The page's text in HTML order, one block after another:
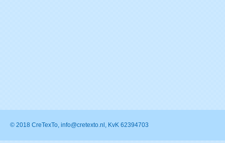
© 2018 CreTexTo, info@cretexto.nl, KvK 62394703